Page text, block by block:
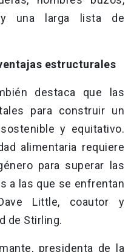
y una larga lista de
estructurales
destaca que las
para construir un
y equitativo.
alimentaria requiere
para superar las
a las que se enfrentan
Little, coautor y
de Stirling.
presidenta de la